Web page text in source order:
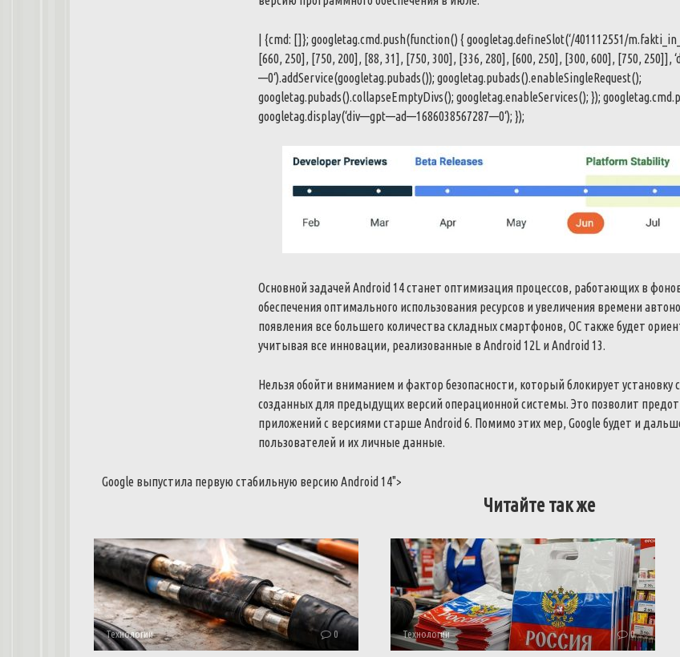
{cmd: [] }; googletag.cmd.push(function() { googletag.defineSlot(‘/401112551 /m.
[660, 250] , [750, 200] , [88, 31 ] , [750, 300] , [336, 280] , [600, 250] , [300, 600] , [750, 250]] , ‘
—0‘).addService(googletag.pubads()); googletag.pubads().enableSingleRequest();
googletag.pubads().collapseEmptyDivs(); googletag.enableServices(); }); googletag.cmd.
googletag.display(‘div—gpt—ad—1686038567287—0‘); });
ОсновнойзадачейAndroid 14станет оптимизация процессов, работающих в
обеспеченияоптимального использования ресурсов иувеличения времени
появления все большего количестваскладныхсмартфонов, ОС также будет
учитывая все инновации, реализованные в Android 12L иAndroid 13.
Нельзяобойти вниманием ифактор безопасности, которыйблокирует установку
созданных для предыдущих версийоперационнойсистемы. Это позволит
приложенийс версиямистарше Android 6. Помимо этих мер, Google будет и
пользователей и ихличные данные.
Google выпустила первую стабильную версию Android 14">
Читайте так же
Технологии 0 Технологии 0